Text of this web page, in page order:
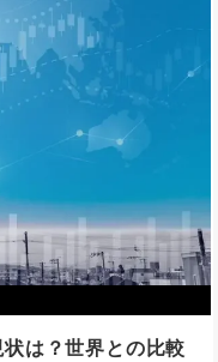
は？世界との比較